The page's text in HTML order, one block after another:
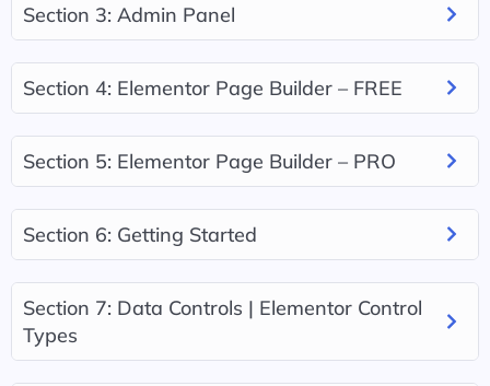
Section 3: Admin Panel
Section 4: Elementor Page Builder – FREE
Section 5: Elementor Page Builder – PRO
Section 6: Getting Started
Section 7: Data Controls | Elementor Control
Types